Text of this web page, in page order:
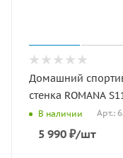
Домашний
стенка ROMANA
В наличии Арт.:
5 990 ₽/шт